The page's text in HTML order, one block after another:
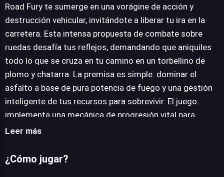
JUEGALO AHORA
Road Fury te sumerge en una vorágine de acción y
destrucción vehicular, invitándote a liberar tu ira en la
carretera. Esta intensa propuesta de combate sobre
ruedas desafía tus reflejos, demandando que aniquiles
todo lo que se cruza en tu camino en un torbellino de
plomo y chatarra. La premisa es simple: dominar el
asfalto a base de pura potencia de fuego y una gestión
inteligente de tus recursos para sobrevivir. El juego
implementa una mecánica de progresión vital para
superar los desafíos. Los valiosos potenciadores son
disparar. El sistema de mejora de vehículos es
Leer más
¿Cómo jugar?